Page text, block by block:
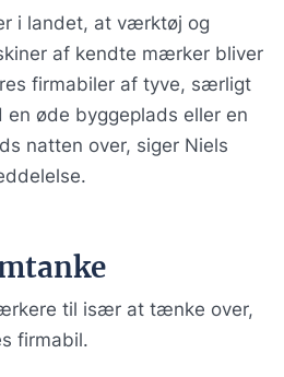
i landet, at værktøj og
af kendte mærker bliver
firmabiler af tyve, særligt
en øde byggeplads eller en
natten over, siger Niels
til især at tænke over,
firmabil.